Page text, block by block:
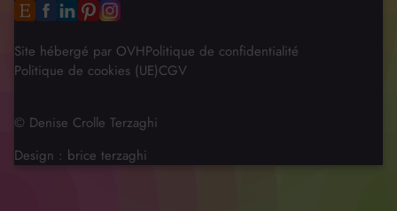
Site hébergé par OVHPolitique de confidentialité
Politique de cookies (UE)CGV
© Denise Crolle Terzaghi
Design : brice terzaghi